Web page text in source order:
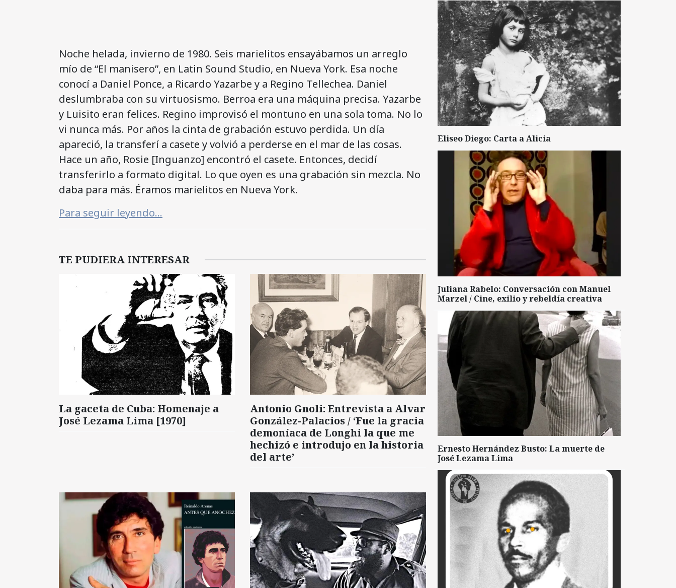
Noche helada, invierno de 1980. Seis marielitos ensayábamos un arreglo
mío de “El manisero”, en Latin Sound Studio, en Nueva York. Esa noche
conocí a Daniel Ponce, a Ricardo Yazarbe y a Regino Tellechea. Daniel
deslumbraba con su virtuosismo. Berroa era una máquina precisa. Yazarbe
y Luisito eran felices. Regino improvisó el montuno en una sola toma. No lo
vi nunca más. Por años la cinta de grabación estuvo perdida. Un día
apareció, la transferí a casete y volvió a perderse en el mar de las cosas.
Hace un año, Rosie [Inguanzo] encontró el casete. Entonces, decidí
transferirlo a formato digital. Lo que oyen es una grabación sin mezcla. No
daba para más. Éramos marielitos en Nueva York.
Para seguir leyendo…
TE PUDIERA INTERESAR
La gaceta de Cuba: Homenaje a
José Lezama Lima [1970]
Antonio Gnoli: Entrevista a Alvar
González-Palacios / ‘Fue la gracia
demoníaca de Longhi la que me
hechizó e introdujo en la historia
del arte’
Eliseo Diego: Carta a Alicia
Juliana Rabelo: Conversación con Manuel
Marzel / Cine, exilio y rebeldía creativa
Ernesto Hernández Busto: La muerte de
José Lezama Lima